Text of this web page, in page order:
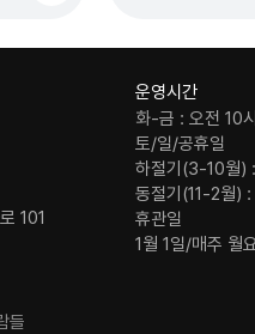
101
운영시간
화-금 : 오전 10
토/일/공휴일
하절기(3-10월)
동절기(11-2월)
휴관일
1월 1일/매주 월
들